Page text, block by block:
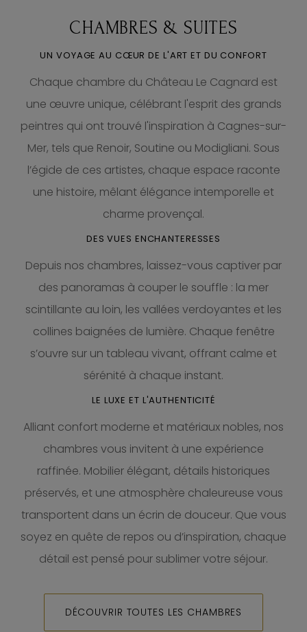
CHAMBRES & SUITES
UN VOYAGE AU CŒUR DE L'ART ET DU CONFORT
Chaque chambre du Château Le Cagnard est
une œuvre unique, célébrant l'esprit des grands
peintres qui ont trouvé l'inspiration à Cagnes-sur-
Mer, tels que Renoir, Soutine ou Modigliani. Sous
l’égide de ces artistes, chaque espace raconte
une histoire, mêlant élégance intemporelle et
charme provençal.
DES VUES ENCHANTERESSES
Depuis nos chambres, laissez-vous captiver par
des panoramas à couper le souffle : la mer
scintillante au loin, les vallées verdoyantes et les
collines baignées de lumière. Chaque fenêtre
s’ouvre sur un tableau vivant, offrant calme et
sérénité à chaque instant.
LE LUXE ET L'AUTHENTICITÉ
Alliant confort moderne et matériaux nobles, nos
chambres vous invitent à une expérience
raffinée. Mobilier élégant, détails historiques
préservés, et une atmosphère chaleureuse vous
transportent dans un écrin de douceur. Que vous
soyez en quête de repos ou d’inspiration, chaque
détail est pensé pour sublimer votre séjour.
DÉCOUVRIR TOUTES LES CHAMBRES